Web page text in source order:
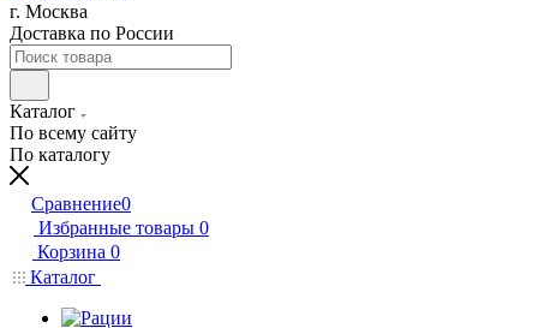
г. Москва
Доставка по России
Каталог
По всему сайту
По каталогу
Сравнение0
Избранные товары 0
Корзина 0
Каталог